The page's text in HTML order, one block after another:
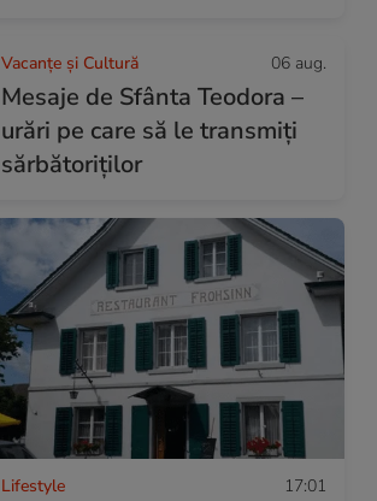
Vacanțe și Cultură 06 aug.
Mesaje de Sfânta Teodora –
urări pe care să le transmiți
sărbătoriților
Lifestyle 17:01